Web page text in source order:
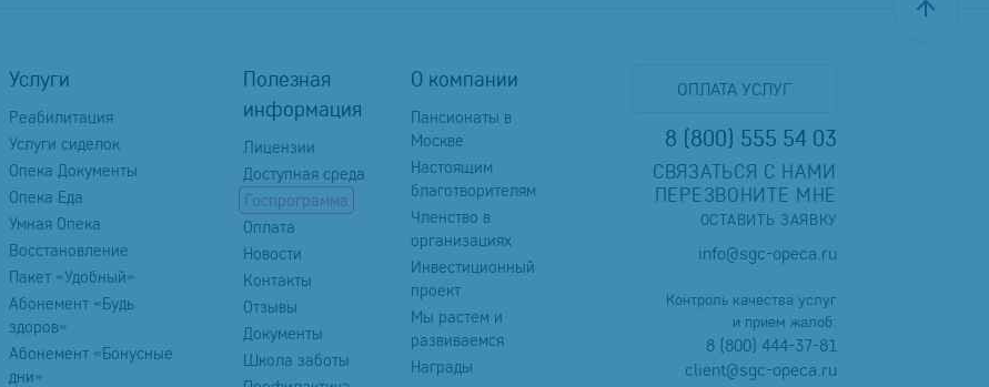
Услуги
Реабилитация
Услуги сиделок
Опека Документы
Опека Еда
Умная Опека
Восстановление
Пакет «Удобный»
Абонемент «Будь
здоров»
Абонемент «Бонусные
дни»
Полезная
информация
Лицензии
Доступная среда
Госпрограмма
Оплата
Новости
Контакты
Отзывы
Документы
Школа заботы
О компании
Пансионаты в
Москве
Настоящим
благотворителям
Членство в
организациях
Инвестиционный
проект
Мы растем и
развиваемся
Награды
ОПЛАТА УСЛУГ
8 (800) 555 54 03
СВЯЗАТЬСЯ С НАМИ
ПЕРЕЗВОНИТЕ МНЕ
ОСТАВИТЬ ЗАЯВКУ
info@sgc-opeca.ru
Контроль качества услуг
и прием жалоб:
8 (800) 444-37-81
client@sgc-opeca.ru